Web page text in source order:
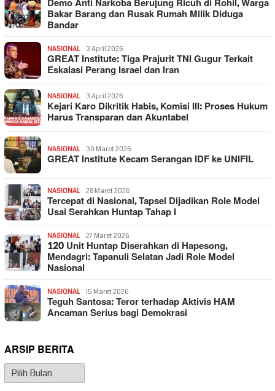
Demo Anti Narkoba Berujung Ricuh di Rohil, Warga
Bakar Barang dan Rusak Rumah Milik Diduga
Bandar
NASIONAL 3 April 2026
GREAT Institute: Tiga Prajurit TNI Gugur Terkait
Eskalasi Perang Israel dan Iran
NASIONAL 3 April 2026
Kejari Karo Dikritik Habis, Komisi III: Proses Hukum
Harus Transparan dan Akuntabel
NASIONAL 30 Maret 2026
GREAT Institute Kecam Serangan IDF ke UNIFIL
NASIONAL 28 Maret 2026
Tercepat di Nasional, Tapsel Dijadikan Role Model
Usai Serahkan Huntap Tahap I
NASIONAL 27 Maret 2026
120 Unit Huntap Diserahkan di Hapesong,
Mendagri: Tapanuli Selatan Jadi Role Model
Nasional
NASIONAL 15 Maret 2026
Teguh Santosa: Teror terhadap Aktivis HAM
Ancaman Serius bagi Demokrasi
ARSIP BERITA
Arsip
Berita